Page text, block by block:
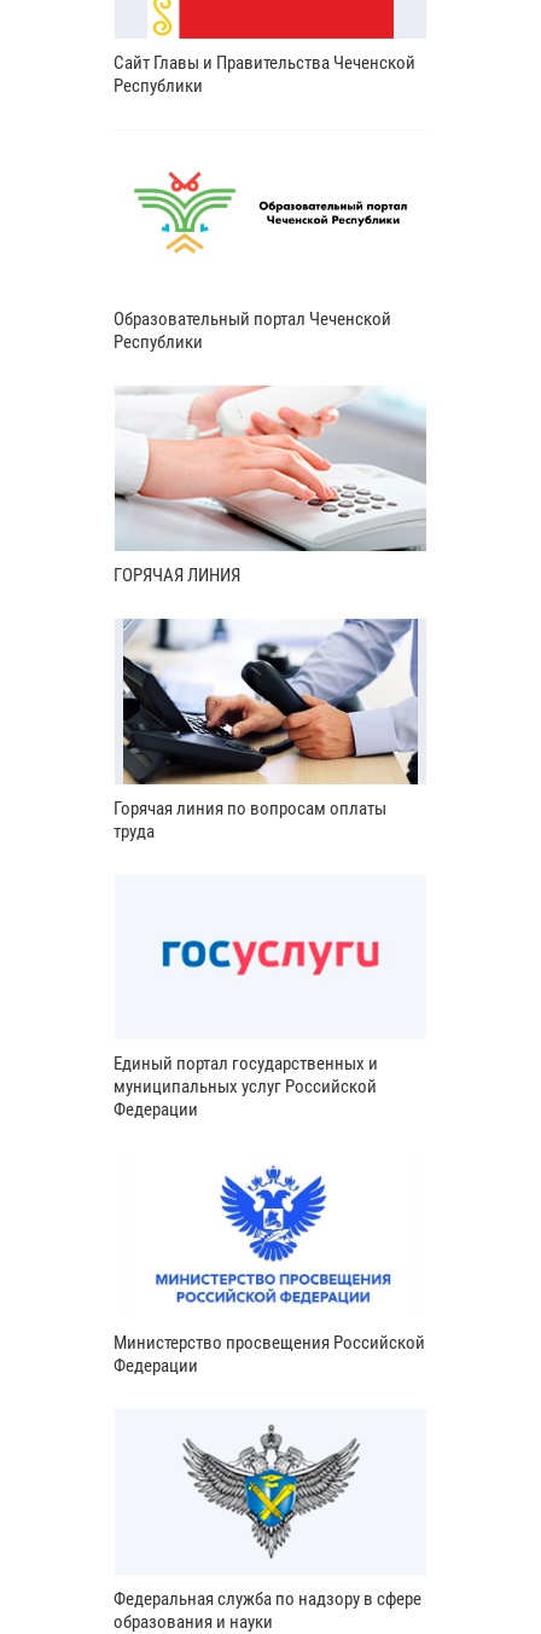
Сайт Главы и Правительства Чеченской
Республики
Образовательный портал Чеченской
Республики
ГОРЯЧАЯ ЛИНИЯ
Горячая линия по вопросам оплаты
труда
Единый портал государственных и
муниципальных услуг Российской
Федерации
Министерство просвещения Российской
Федерации
Федеральная служба по надзору в сфере
образования и науки